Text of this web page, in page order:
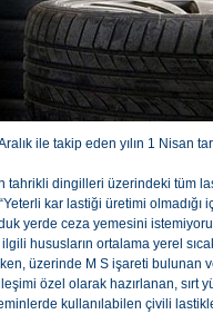
ile takip eden yılın 1 Nisan
tahrikli dingilleri üzerindeki tüm
kar lastiği üretimi olmadığı
yerde ceza yemesini
hususların ortalama yerel
üzerinde M S işareti bulunan
özel olarak hazırlanan, sırt
kullanılabilen çivili